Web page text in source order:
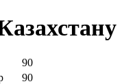
90
90